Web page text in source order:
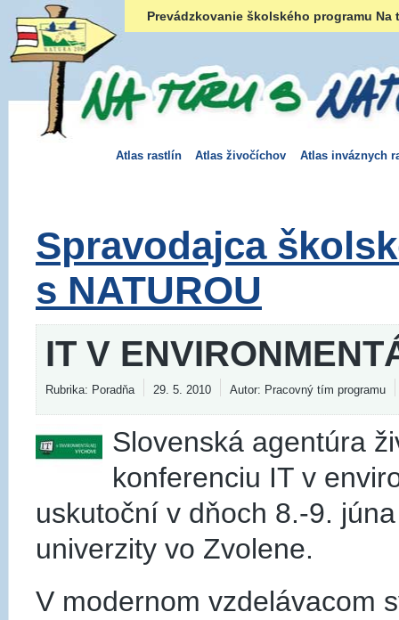
Prevádzkovanie školského programu
Atlas rastlín Atlas živočíchov Atlas inváznych
Spravodajca
s NATUROU
IT V
Rubrika: Poradňa 29. 5. 2010 Autor: Pracovný tím programu
Slovenská agentúra
konferenciu IT v
uskutoční v dňoch 8.-9.
univerzity vo Zvolene.
V modernom vzdelávacom